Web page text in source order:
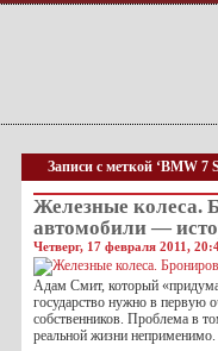
Записи с меткой ‘BMW 7
Железные колеса.
автомобили —
Четверг, 17 февраля 2011,
Адам Смит, который
государство нужно в первую
собственников. Проблема в
реальной жизни неприменимо.